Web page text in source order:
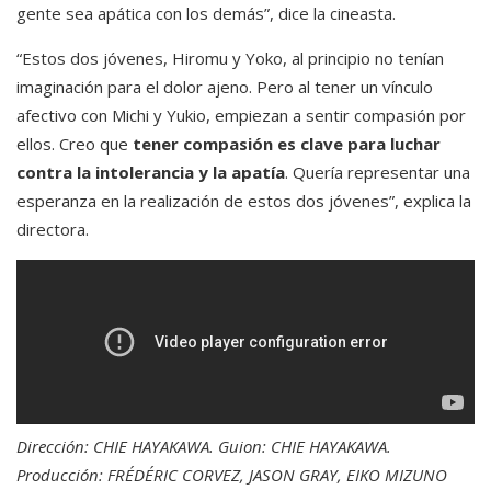
gente sea apática con los demás”, dice la cineasta.
“Estos dos jóvenes, Hiromu y Yoko, al principio no tenían
imaginación para el dolor ajeno. Pero al tener un vínculo
afectivo con Michi y Yukio, empiezan a sentir compasión por
ellos. Creo que tener compasión es clave para luchar
contra la intolerancia y la apatía. Quería representar una
esperanza en la realización de estos dos jóvenes”, explica la
directora.
Dirección: CHIE HAYAKAWA. Guion: CHIE HAYAKAWA.
Producción: FRÉDÉRIC CORVEZ, JASON GRAY, EIKO MIZUNO